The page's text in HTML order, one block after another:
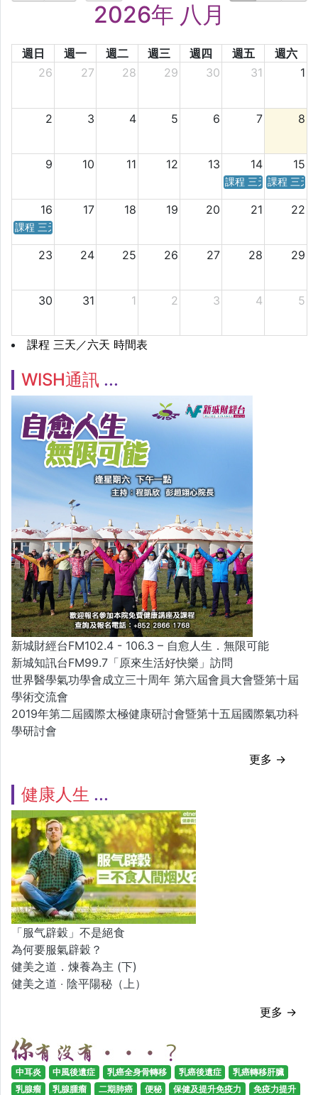
2026年 八月
週日 週一 週二 週三 週四 週五
週六
26
27 28 29 30 31 1
2 3 4 5 6 7 8
9 10 11 12 13 14 15
課程 三天／六天 時
課程 三天
16 17 18 19 20 21 22
課程 三天／六天 時間表
23 24 25 26 27 28 29
30 31 1 2 3 4 5
課程 三天／六天 時間表
WISH通訊
新城財經台FM102.4 - 106.3 – 自愈人生．無限可能
新城知訊台FM99.7「原來生活好快樂」訪問
世界醫學氣功學會成立三十周年 第六屆會員大會暨第十屆
學術交流會
2019年第二屆國際太極健康研討會暨第十五屆國際氣功科
學研討會
更多 →
健康人生
「服气辟穀」不是絕食
為何要服氣辟穀？
健美之道．煉養為主 (下)
健美之道 ‧ 陰平陽秘（上）
更多 →
中耳炎 中風後遺症 乳癌全身骨轉移 乳癌後遺症
乳癌轉移肝臟
乳腺瘤
乳腺腫瘤 二期肺癌 便秘 保健及提升免疫力 免疫力提升